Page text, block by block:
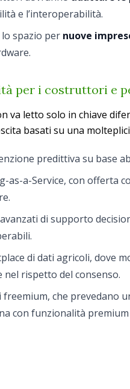
e l’interoperabilità.
spazio per nuove
per i costruttori e
va letto solo in chiave
basati su una
predittiva su base
as-a-Service, con offerta
di supporto
di dati agricoli, dove
nel rispetto del consenso.
freemium, che prevedano
con funzionalità